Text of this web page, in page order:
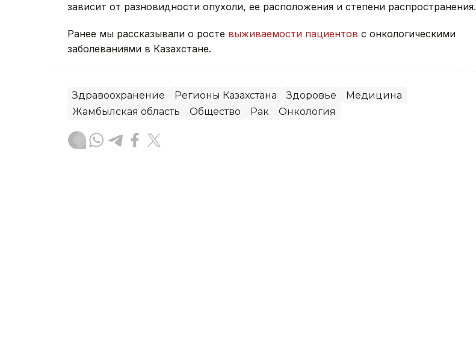
зависит от разновидности опухоли, ее расположения и степени распространения.
Ранее мы рассказывали о росте выживаемости пациентов с онкологическими
заболеваниями в Казахстане.
Здравоохранение Регионы Казахстана Здоровье
Медицина
Жамбылская область
Общество Рак Онкология